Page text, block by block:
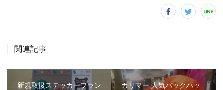
関連記事
新規取扱ステッカーブラン
カリマー 人気バックパッ